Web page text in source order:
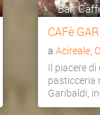
Bar,
CAFè
a Acireale,
Il piacere
pasticceria
Garibaldi,